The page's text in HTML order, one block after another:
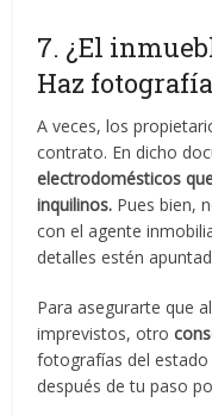
7. ¿El
Haz
A veces, los
contrato. En dicho
electrodomésticos
inquilinos. Pues bien,
con el agente
detalles estén
Para asegurarte que
imprevistos, otro
fotografías del
después de tu paso